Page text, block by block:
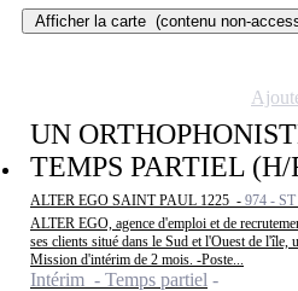
Afficher la carte (contenu non-
UN
TEMPS PARTIEL (H/
ALTER EGO SAINT PAUL 1225 - 974 -
ALTER EGO, agence d'emploi et de
ses clients situé dans le Sud et l'Ouest de
Mission d'intérim de 2 mois. -Poste...
Intérim - Temps partiel